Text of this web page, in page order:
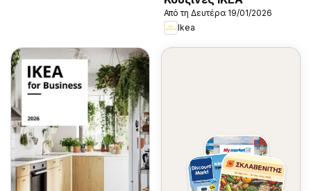
Από τη Δευτέρα 19/01/2026
Ikea